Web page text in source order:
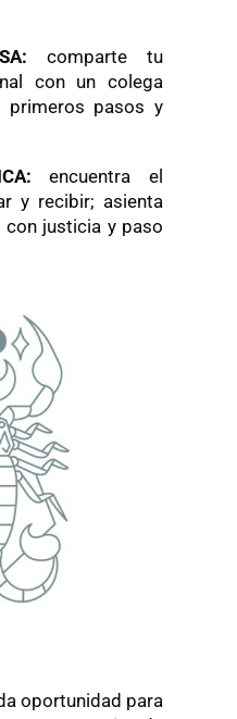
comparte tu
con un colega
primeros pasos y
encuentra el
y recibir; asienta
con justicia y paso
oportunidad para